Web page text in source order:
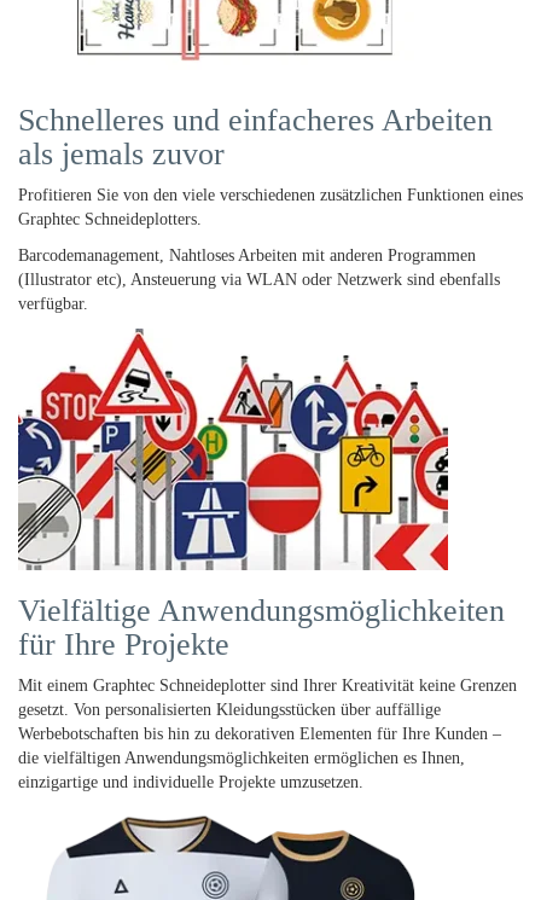
Schnelleres und einfacheres Arbeiten
als jemals zuvor
Profitieren Sie von den viele verschiedenen zusätzlichen Funktionen eines
Graphtec Schneideplotters.
Barcodemanagement, Nahtloses Arbeiten mit anderen Programmen
(Illustrator etc), Ansteuerung via WLAN oder Netzwerk sind ebenfalls
verfügbar.
Vielfältige Anwendungsmöglichkeiten
für Ihre Projekte
Mit einem Graphtec Schneideplotter sind Ihrer Kreativität keine Grenzen
gesetzt. Von personalisierten Kleidungsstücken über auffällige
Werbebotschaften bis hin zu dekorativen Elementen für Ihre Kunden –
die vielfältigen Anwendungsmöglichkeiten ermöglichen es Ihnen,
einzigartige und individuelle Projekte umzusetzen.